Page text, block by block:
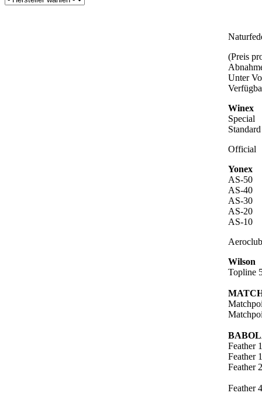
(Preis
Unter
Winex
Special
Standard
Official
Yonex
AS-50
AS-40
AS-30
AS-20
AS-10
Wilson
Topline
Feather
Feather 1
Feather 2
Feather 4